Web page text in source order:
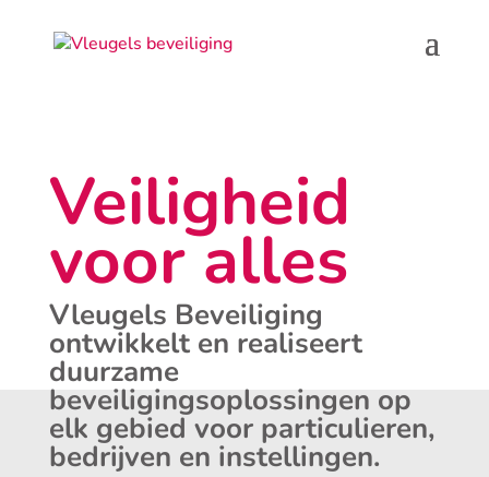
Veiligheid
voor alles
Vleugels Beveiliging
ontwikkelt en realiseert
duurzame
beveiligingsoplossingen op
elk gebied voor particulieren,
bedrijven en instellingen.